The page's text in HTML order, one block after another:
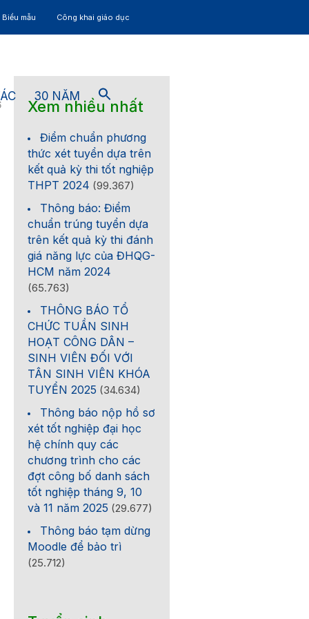
mẫu Công khai giáo dục
30 NĂM
Xem nhiều nhất
Điểm chuẩn phương
thức xét tuyển dựa trên
kết quả kỳ thi tốt nghiệp
THPT 2024 (99.367)
Thông báo: Điểm
chuẩn trúng tuyển dựa
trên kết quả kỳ thi đánh
giá năng lực của ĐHQG-
HCM năm 2024
(65.763)
THÔNG BÁO TỔ
CHỨC TUẦN SINH
HOẠT CÔNG DÂN –
SINH VIÊN ĐỐI VỚI
TÂN SINH VIÊN KHÓA
TUYỂN 2025 (34.634)
Thông báo nộp hồ sơ
xét tốt nghiệp đại học
hệ chính quy các
chương trình cho các
đợt công bố danh sách
tốt nghiệp tháng 9, 10
và 11 năm 2025 (29.677)
Thông báo tạm dừng
Moodle để bảo trì
(25.712)